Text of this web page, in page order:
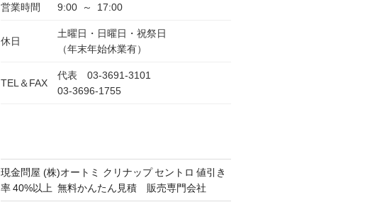
営業時間 9:00 ～ 17:00
休日
土曜日・日曜日・祝祭日
（年末年始休業有）
TEL＆FAX
代表 03-3691-3101
03-3696-1755
現金問屋 (株)オートミ クリナップ セントロ 値引き
率 40%以上 無料かんたん見積 販売専門会社